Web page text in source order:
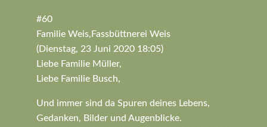
#60
Familie Weis,Fassbüttnerei Weis
(Dienstag, 23 Juni 2020 18:05)
Liebe Familie Müller,
Liebe Familie Busch,
Und immer sind da Spuren deines Lebens,
Gedanken, Bilder und Augenblicke.